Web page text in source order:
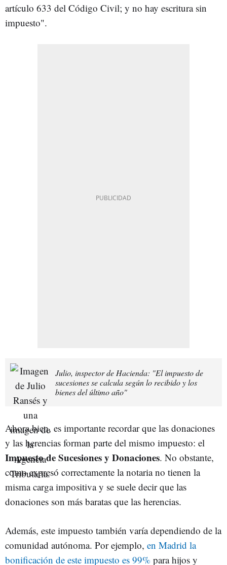
artículo 633 del Código Civil; y no hay escritura sin
impuesto".
Julio, inspector de Hacienda: "El impuesto de
sucesiones se calcula según lo recibido y los
bienes del último año"
Ahora bien, es importante recordar que las donaciones
y las herencias forman parte del mismo impuesto: el
Impuesto de Sucesiones y Donaciones. No obstante,
como expresó correctamente la notaria no tienen la
misma carga impositiva y se suele decir que las
donaciones son más baratas que las herencias.
Además, este impuesto también varía dependiendo de la
comunidad autónoma. Por ejemplo, en Madrid la
bonificación de este impuesto es 99% para hijos y